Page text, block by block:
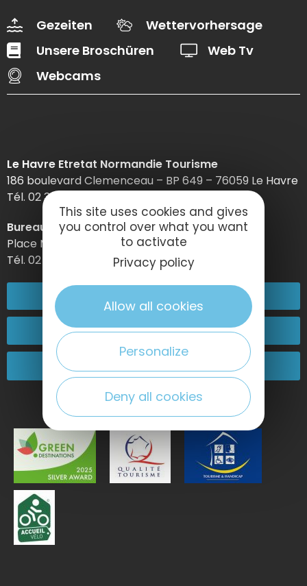
Gezeiten
Wettervorhersage
Unsere Broschüren
Web Tv
Webcams
Le Havre Etretat Normandie Tourisme
186 boulevard Clemenceau – BP 649 – 76059 Le Havre
Tél. 02 32 74 04 04 –
Bureau d’information d’Etretat
Place Maurice Guillard – 76790 Étretat
Tél. 02 35 27 05 21
Kontakt
This site uses cookies and gives
you control over what you want
to activate
Privacy policy
Allow all cookies
Personalize
Deny all cookies